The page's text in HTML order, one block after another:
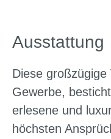
Ausstattung
Diese
Gewerbe,
erlesene und
höchsten